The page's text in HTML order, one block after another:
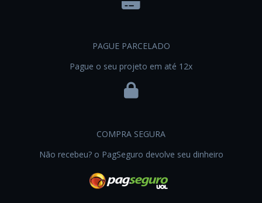
PAGUE PARCELADO
Pague o seu projeto em até 12x
COMPRA SEGURA
Não recebeu? o PagSeguro devolve seu dinheiro